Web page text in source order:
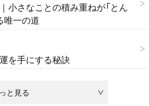
と見る
小さなことの積み重ねが「とん
唯一の道
を手にする秘訣